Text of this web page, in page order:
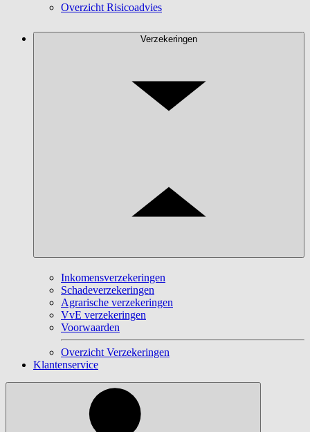
Overzicht Risicoadvies
Verzekeringen
Inkomensverzekeringen
Schadeverzekeringen
Agrarische verzekeringen
VvE verzekeringen
Voorwaarden
Overzicht Verzekeringen
Klantenservice